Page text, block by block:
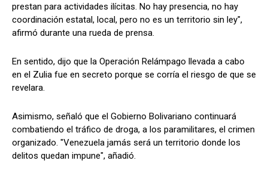
prestan para actividades ilícitas. No hay presencia, no hay
coordinación estatal, local, pero no es un territorio sin ley",
afirmó durante una rueda de prensa.
En sentido, dijo que la Operación Relámpago llevada a cabo
en el Zulia fue en secreto porque se corría el riesgo de que se
revelara.
Asimismo, señaló que el Gobierno Bolivariano continuará
combatiendo el tráfico de droga, a los paramilitares, el crimen
organizado. "Venezuela jamás será un territorio donde los
delitos quedan impune", añadió.